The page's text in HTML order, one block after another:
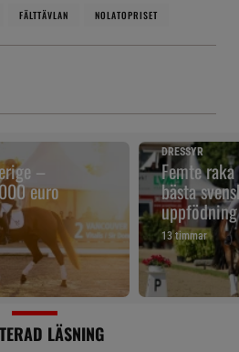
FÄLTTÄVLAN NOLATOPRISET
–
euro
DRESSYR
Femte
bästa
uppfödning
13 timmar
LÄSNING